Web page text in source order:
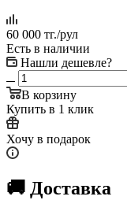
60 000 тг./рул
Есть в наличии
Нашли дешевле?
В корзину
Купить в 1 клик
Хочу в подарок
🚚 Доставка